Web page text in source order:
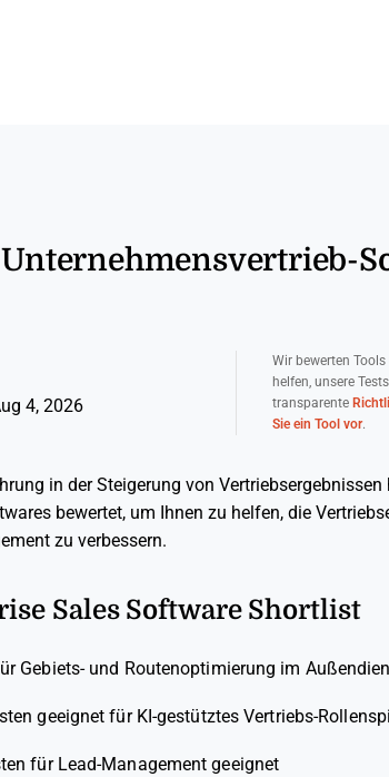
Unternehmensvertrieb-
4, 2026
Wir bewerten
helfen, unsere
transparente
Sie ein Tool vor.
in der Steigerung von Vertriebsergebnissen
bewertet, um Ihnen zu helfen, die
zu verbessern.
Sales Software Shortlist
Gebiets- und Routenoptimierung im
geeignet für KI-gestütztes Vertriebs-
für Lead-Management geeignet